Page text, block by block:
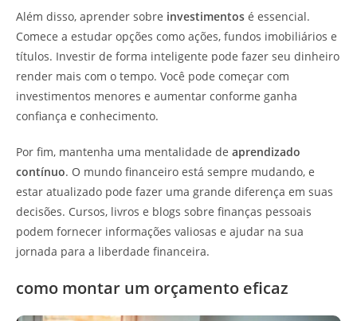
Além disso, aprender sobre investimentos é essencial.
Comece a estudar opções como ações, fundos imobiliários e
títulos. Investir de forma inteligente pode fazer seu dinheiro
render mais com o tempo. Você pode começar com
investimentos menores e aumentar conforme ganha
confiança e conhecimento.
Por fim, mantenha uma mentalidade de aprendizado
contínuo. O mundo financeiro está sempre mudando, e
estar atualizado pode fazer uma grande diferença em suas
decisões. Cursos, livros e blogs sobre finanças pessoais
podem fornecer informações valiosas e ajudar na sua
jornada para a liberdade financeira.
como montar um orçamento eficaz